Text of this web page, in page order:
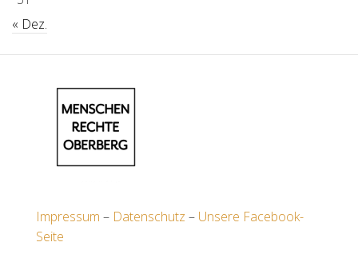
« Dez.
Impressum – Datenschutz – Unsere Facebook-
Seite